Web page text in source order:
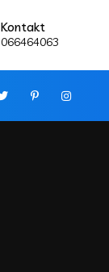
Kontakt
066464063